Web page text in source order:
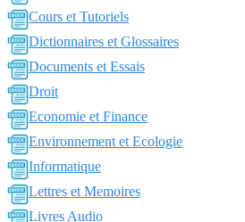
Cours et Tutoriels
Dictionnaires et Glossaires
Documents et Essais
Droit
Economie et Finance
Environnement et Ecologie
Informatique
Lettres et Memoires
Livres Audio